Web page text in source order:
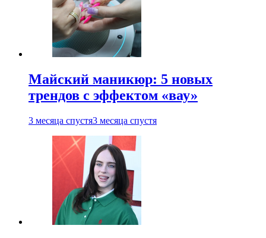
Майский маникюр: 5 новых
трендов с эффектом «вау»
3 месяца спустя3 месяца спустя